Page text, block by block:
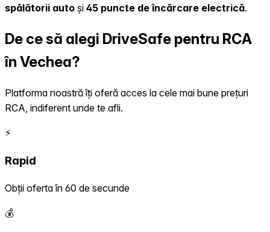
spălătorii auto și 45 puncte de încărcare electrică.
De ce să alegi DriveSafe pentru RCA
în Vechea?
Platforma noastră îți oferă acces la cele mai bune prețuri
RCA, indiferent unde te afli.
⚡
Rapid
Obții oferta în 60 de secunde
💰